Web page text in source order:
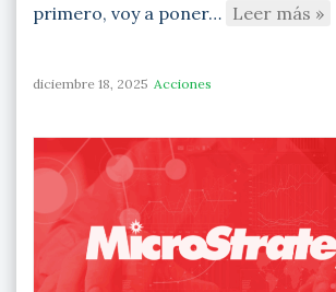
primero, voy a poner… Leer más »
diciembre 18, 2025 Acciones